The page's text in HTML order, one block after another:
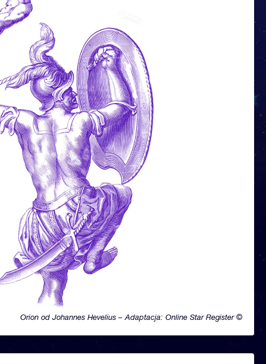
Orion od Johannes Hevelius – Adaptacja: Online Star Register ©